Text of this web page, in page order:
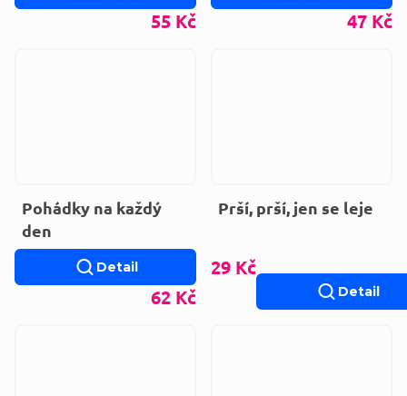
55 Kč 47 Kč
Pohádky na každý
den
62 Kč
Detail
Prší, prší, jen se leje
29 Kč
Detail